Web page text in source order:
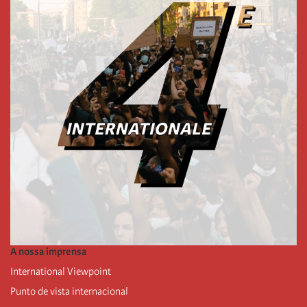
A nossa imprensa
International Viewpoint
Punto de vista internacional